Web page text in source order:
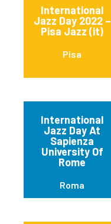
International
Jazz Day 2022 –
Pisa Jazz (it)
Pisa
International
Jazz Day At
Sapienza
University Of
Rome
Roma